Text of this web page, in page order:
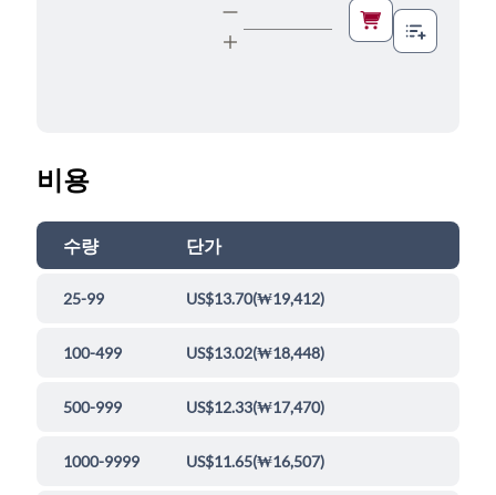
비용
수량 단가
25-99 US$13.70(₩19,412)
100-499 US$13.02(₩18,448)
500-999 US$12.33(₩17,470)
1000-9999 US$11.65(₩16,507)